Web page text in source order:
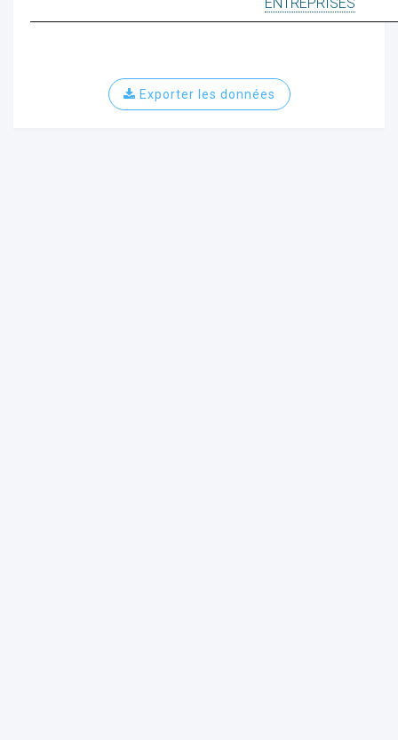
Exporter les données